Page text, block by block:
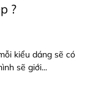
?
kiểu dáng sẽ có
sẽ giới...